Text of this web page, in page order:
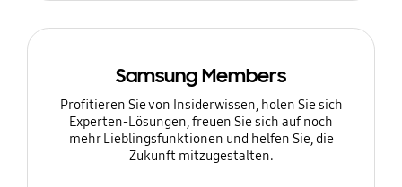
Samsung Members
Profitieren Sie von Insiderwissen, holen Sie sich
Experten-Lösungen, freuen Sie sich auf noch
mehr Lieblingsfunktionen und helfen Sie, die
Zukunft mitzugestalten.